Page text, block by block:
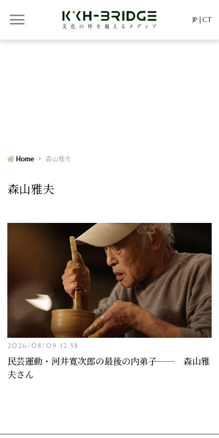
JP CT
Home 森山雅夫
森山雅夫
2026/08/09 12:58
民芸運動・河井寛次郎の最後の内弟子── 森山雅
夫さん